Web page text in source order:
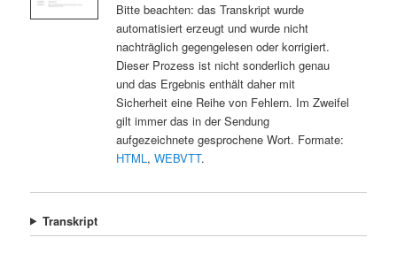
Bitte beachten: das Transkript wurde
automatisiert erzeugt und wurde nicht
nachträglich gegengelesen oder korrigiert.
Dieser Prozess ist nicht sonderlich genau
und das Ergebnis enthält daher mit
Sicherheit eine Reihe von Fehlern. Im Zweifel
gilt immer das in der Sendung
aufgezeichnete gesprochene Wort. Formate:
HTML, WEBVTT.
Transkript